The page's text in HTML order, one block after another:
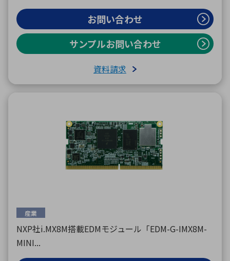
お問い合わせ
サンプルお問い合わせ
資料請求
産業
NXP社i.MX8M搭載EDMモジュール「EDM-G-IMX8M-
MINI...